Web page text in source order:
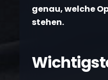
genau, welche
stehen.